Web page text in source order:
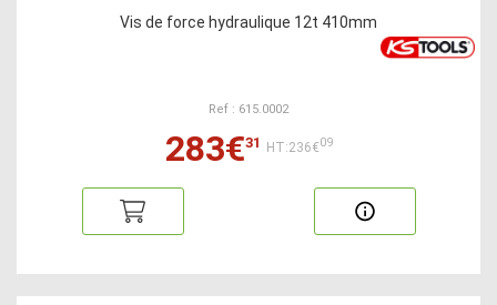
Vis de force hydraulique 12t 410mm
Ref : 615.0002
283€31 HT:236€09